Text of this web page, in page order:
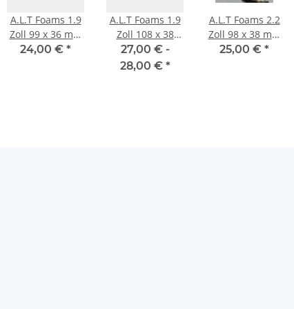
A.L.T Foams 1.9
Zoll 99 x 36 mm
(2 Stück)
24,00 € *
A.L.T Foams 1.9
Zoll 108 x 38
mm (2 Stück)
27,00 € -
28,00 € *
A.L.T Foams 2.2
Zoll 98 x 38 mm
Super Soft (2
25,00 € *